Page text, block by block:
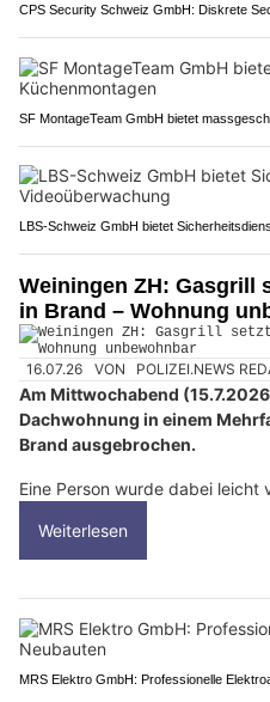
CPS Security Schweiz GmbH: Diskrete
SF MontageTeam GmbH bietet
LBS-Schweiz GmbH bietet
Weiningen ZH: Gasgrill
in Brand – Wohnung
16.07.26 VON POLIZEI.NEWS
Am Mittwochabend
Dachwohnung in einem
Brand ausgebrochen.
Eine Person wurde dabei leicht
Weiterlesen
MRS Elektro GmbH: Professionelle